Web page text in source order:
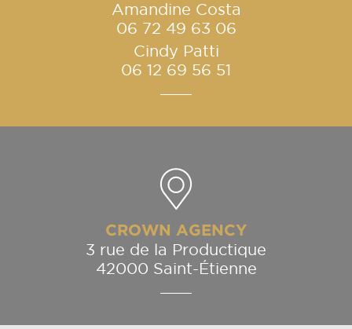
Amandine Costa
06 72 49 63 06
Cindy Patti
06 12 69 56 51
CROWN AGENCY
3 rue de la Productique
42000 Saint-Étienne